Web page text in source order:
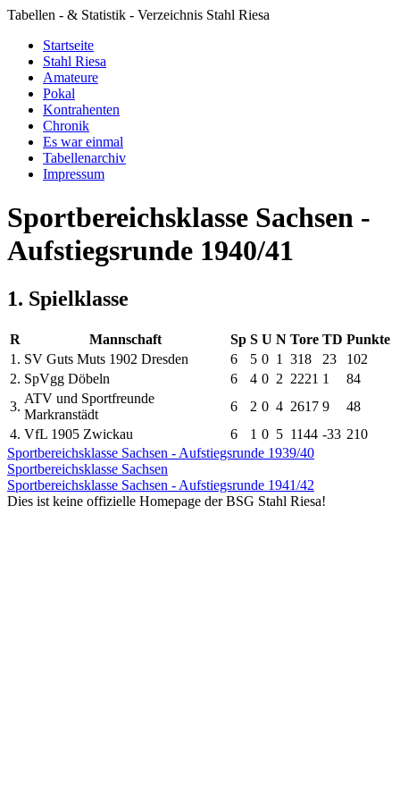
Tabellen - & Statistik - Verzeichnis Stahl Riesa
Startseite
Stahl Riesa
Amateure
Pokal
Kontrahenten
Chronik
Es war einmal
Tabellenarchiv
Impressum
Sportbereichsklasse Sachsen -
Aufstiegsrunde 1940/41
1. Spielklasse
R Mannschaft Sp S U N Tore TD Punkte
1. SV Guts Muts 1902 Dresden 6 5 0 1 318 23 102
2. SpVgg Döbeln 6 4 0 2 2221 1 84
3.
ATV und Sportfreunde
Markranstädt
6 2 0 4 2617 9 48
4. VfL 1905 Zwickau 6 1 0 5 1144 -33 210
Sportbereichsklasse Sachsen - Aufstiegsrunde 1939/40
Sportbereichsklasse Sachsen
Sportbereichsklasse Sachsen - Aufstiegsrunde 1941/42
Dies ist keine offizielle Homepage der BSG Stahl Riesa!